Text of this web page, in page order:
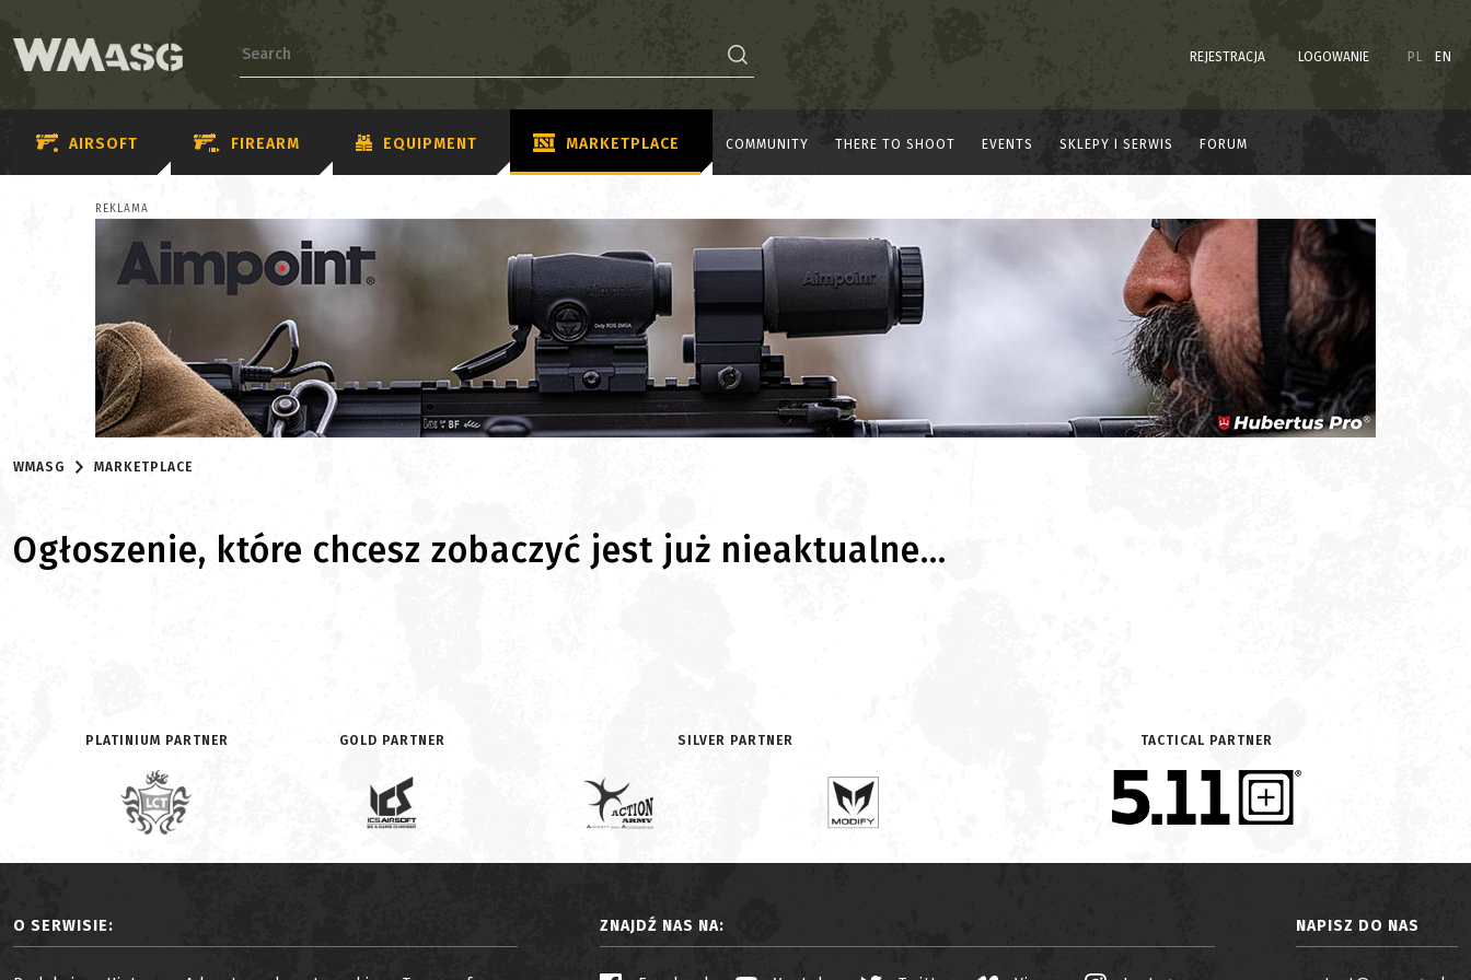
REJESTRACJA LOGOWANIE PL EN
AIRSOFT FIREARM EQUIPMENT MARKETPLACE COMMUNITY THERE TO SHOOT EVENTS SKLEPY I SERWIS FORUM
REKLAMA
WMASG MARKETPLACE
Ogłoszenie, które chcesz zobaczyć jest już nieaktualne...
PLATINIUM PARTNER GOLD PARTNER SILVER PARTNER TACTICAL PARTNER
O SERWISIE: ZNAJDŹ NAS NA: NAPISZ DO NAS